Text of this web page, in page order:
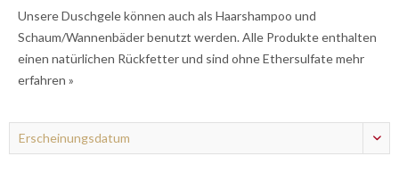
Unsere Duschgele können auch als Haarshampoo und
Schaum/Wannenbäder benutzt werden. Alle Produkte enthalten
einen natürlichen Rückfetter und sind ohne Ethersulfatemehr
erfahren »